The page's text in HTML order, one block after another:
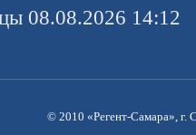
08.08.2026 14:12
© 2010 «Регент-Самара», г.